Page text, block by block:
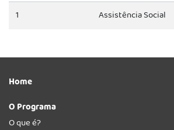
1
Assistência Social
Home
O Programa
O que é?